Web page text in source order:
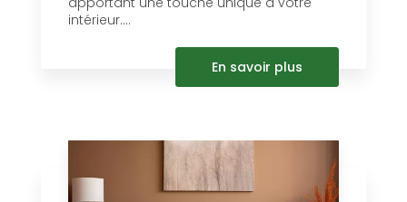
intérieur....
En savoir plus